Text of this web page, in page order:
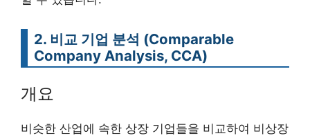
2. 비교 기업 분석 (Comparable
Company Analysis, CCA)
개요
비슷한 산업에 속한 상장 기업들을 비교하여 비상장